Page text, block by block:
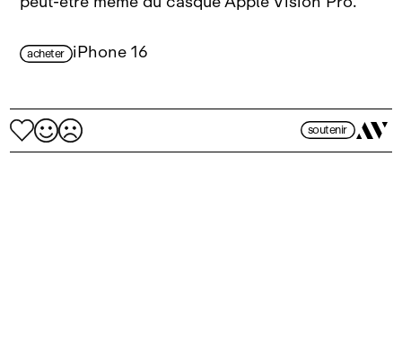
acheter iPhone 16
soutenir